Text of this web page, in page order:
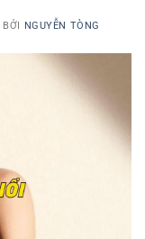
BỞI NGUYỄN TÒNG